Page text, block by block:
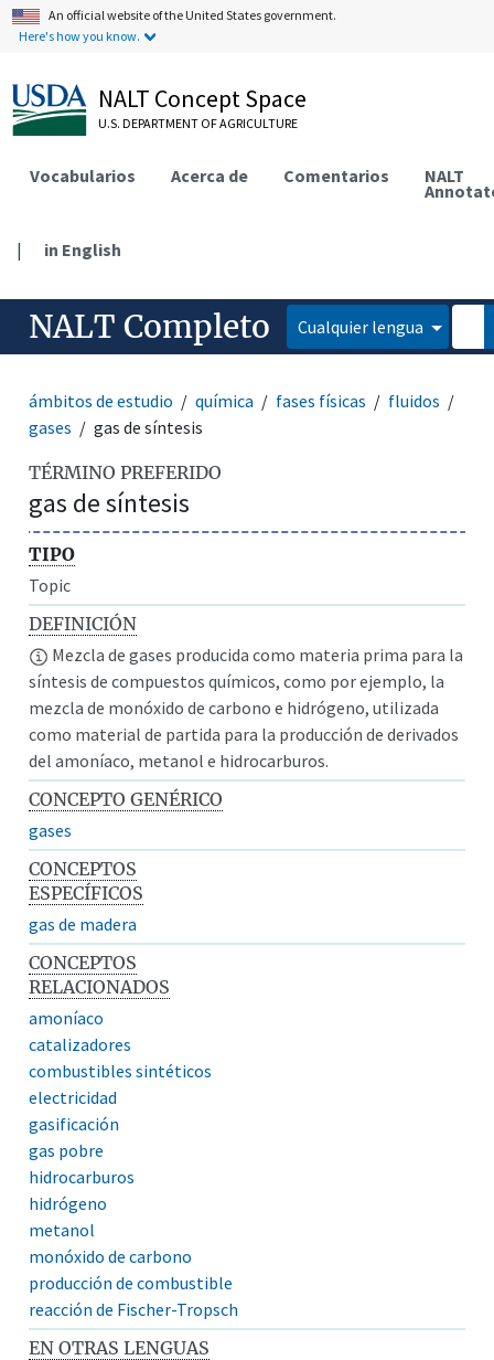
An official website of the United States government.
Here's how you know.
NALT Concept Space
U.S. DEPARTMENT OF AGRICULTURE
Vocabularios Acerca de Comentarios NALT
| in English
NALT Completo Cualquier lengua
ámbitos de estudio química fases físicas
fluidos
gases
gas de síntesis
TÉRMINO PREFERIDO
gas de síntesis
TIPO
Topic
DEFINICIÓN
Mezcla de gases producida como materia prima para la
síntesis de compuestos químicos, como por ejemplo, la
mezcla de monóxido de carbono e hidrógeno, utilizada
como material de partida para la producción de derivados
del amoníaco, metanol e hidrocarburos.
CONCEPTO GENÉRICO
gases
CONCEPTOS
ESPECÍFICOS
gas de madera
CONCEPTOS
RELACIONADOS
amoníaco
catalizadores
combustibles sintéticos
electricidad
gasificación
gas pobre
hidrocarburos
hidrógeno
metanol
monóxido de carbono
producción de combustible
reacción de Fischer-Tropsch
EN OTRAS LENGUAS